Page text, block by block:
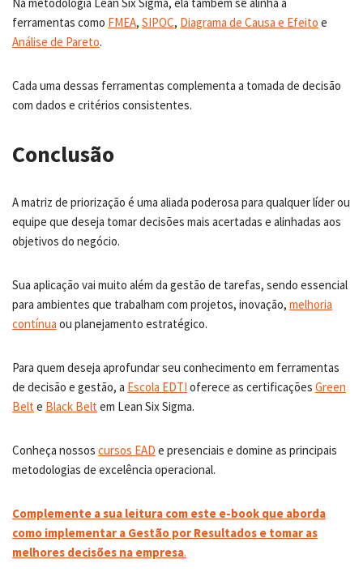
ferramentas como FMEA, SIPOC, Diagrama de Causa e Efeito e
Análise de Pareto.
Cada uma dessas ferramentas complementa a tomada de decisão
com dados e critérios consistentes.
Conclusão
A matriz de priorização é uma aliada poderosa para qualquer líder ou
equipe que deseja tomar decisões mais acertadas e alinhadas aos
objetivos do negócio.
Sua aplicação vai muito além da gestão de tarefas, sendo essencial
para ambientes que trabalham com projetos, inovação, melhoria
contínua ou planejamento estratégico.
Para quem deseja aprofundar seu conhecimento em ferramentas
de decisão e gestão, a Escola EDTI oferece as certificações Green
Belte Black Beltem Lean Six Sigma.
Conheça nossos cursos EAD e presenciais e domine as principais
metodologias de excelência operacional.
Complemente a sua leitura com este e-book que aborda
como implementar a Gestão por Resultados e tomar as
melhores decisões na empresa.